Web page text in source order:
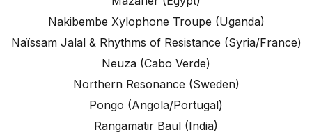
Nakibembe Xylophone Troupe (Uganda)
Naïssam Jalal & Rhythms of Resistance (Syria/France)
Neuza (Cabo Verde)
Northern Resonance (Sweden)
Pongo (Angola/Portugal)
Rangamatir Baul (India)